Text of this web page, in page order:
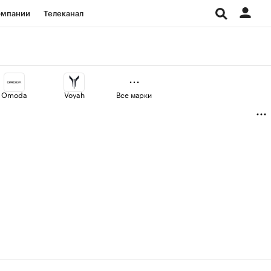
Телеканал
Проверка контрагентов
Omoda Voyah Все марки